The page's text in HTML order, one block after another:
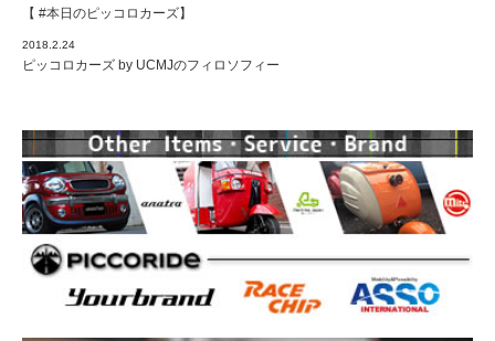
【 #本日のピッコロカーズ】
2018.2.24
ピッコロカーズ by UCMJのフィロソフィー